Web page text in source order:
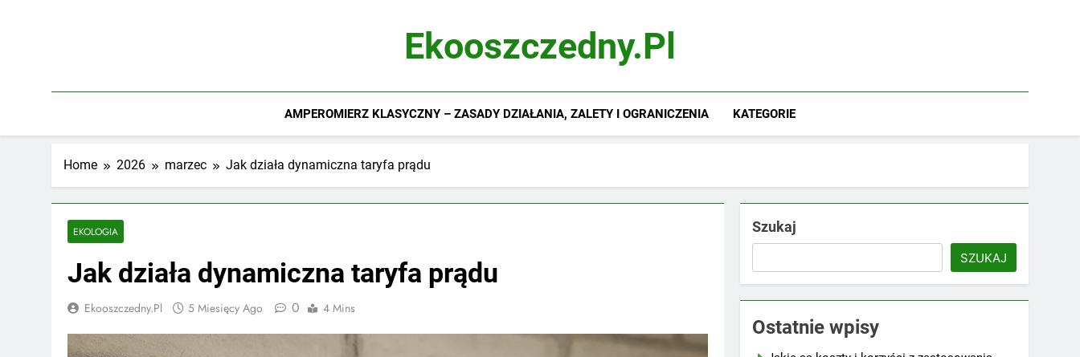
Ekooszczedny.pl
AMPEROMIERZ KLASYCZNY – ZASADY DZIAŁANIA, ZALETY I OGRANICZENIA KATEGORIE
Home 2026 marzec Jak działa dynamiczna taryfa prądu
EKOLOGIA
Jak działa dynamiczna taryfa prądu
Ekooszczedny.pl 5 Miesięcy Ago 0 4 Mins
Szukaj
SZUKAJ
Ostatnie wpisy